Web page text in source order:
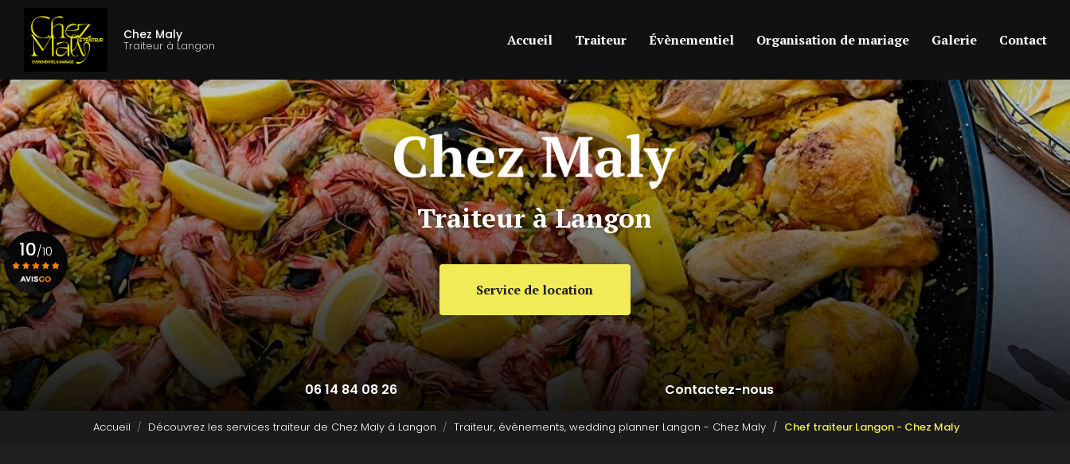
contenu
principal
Chez Maly
Traiteur à Langon
Accueil
Traiteur Évènementiel Organisation de mariage Galerie Contact
Traiteur à Langon
Service de location
06 14 84 08 26 Contactez-nous
10/10
Voir le certificat
Accueil Découvrez les services traiteur de Chez Maly à Langon Traiteur, évènements, wedding planner Langon - Chez Maly Chef traiteur Langon - Chez Maly